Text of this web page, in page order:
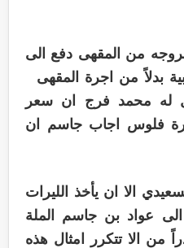
من المقهى دفع الى
بدلاً من اجرة المقهى
له محمد فرج ان سعر
فلوس اجاب جاسم ان
الا ان يأخذ الليرات
الى عواد بن جاسم الملة
من الا تتكرر امثال هذه